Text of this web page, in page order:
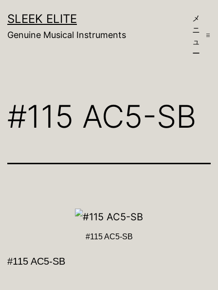
ン
テ
キ
SLEEK ELITE
Genuine Musical Instruments
メ
ニ
ュ
ー
#115 AC5-SB
#115 AC5-SB
#115 AC5-SB